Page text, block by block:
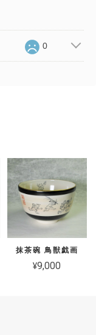
0
抹茶碗 鳥獣戯画
¥9,000